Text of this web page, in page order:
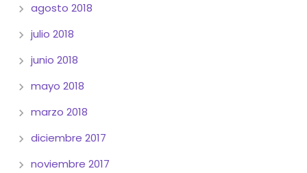
agosto 2018
julio 2018
junio 2018
mayo 2018
marzo 2018
diciembre 2017
noviembre 2017